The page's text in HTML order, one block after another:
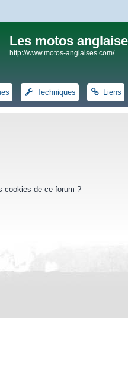
Les motos
http://www.motos-anglaises.com/
Techniques Liens
cookies de ce forum ?